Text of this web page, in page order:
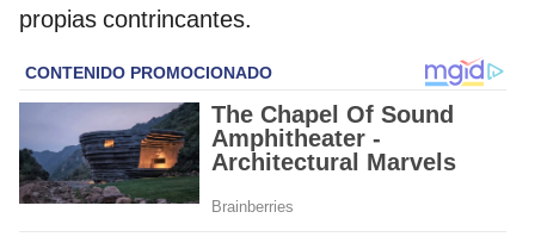
propias contrincantes.